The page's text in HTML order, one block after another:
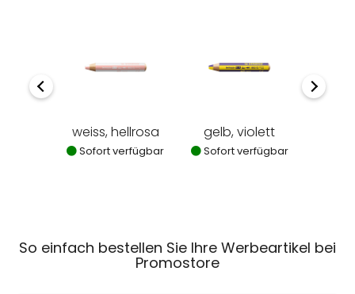
weiss, hellrosa
Sofort verfügbar
gelb, violett
Sofort verfügbar
So einfach bestellen Sie Ihre Werbeartikel bei
Promostore